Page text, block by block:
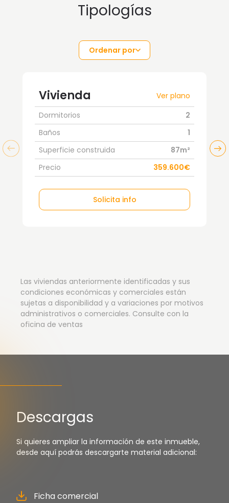
Tipologías
Ordenar por
Vivienda
Ver plano
Dormitorios
2
Baños
1
Superficie construida
87m²
Precio
359.600€
Solicita info
Las viviendas anteriormente identificadas y sus
condiciones económicas y comerciales están
sujetas a disponibilidad y a variaciones por motivos
administrativos o comerciales. Consulte con la
oficina de ventas
Descargas
Si quieres ampliar la información de este inmueble,
desde aquí podrás descargarte material adicional:
Ficha comercial